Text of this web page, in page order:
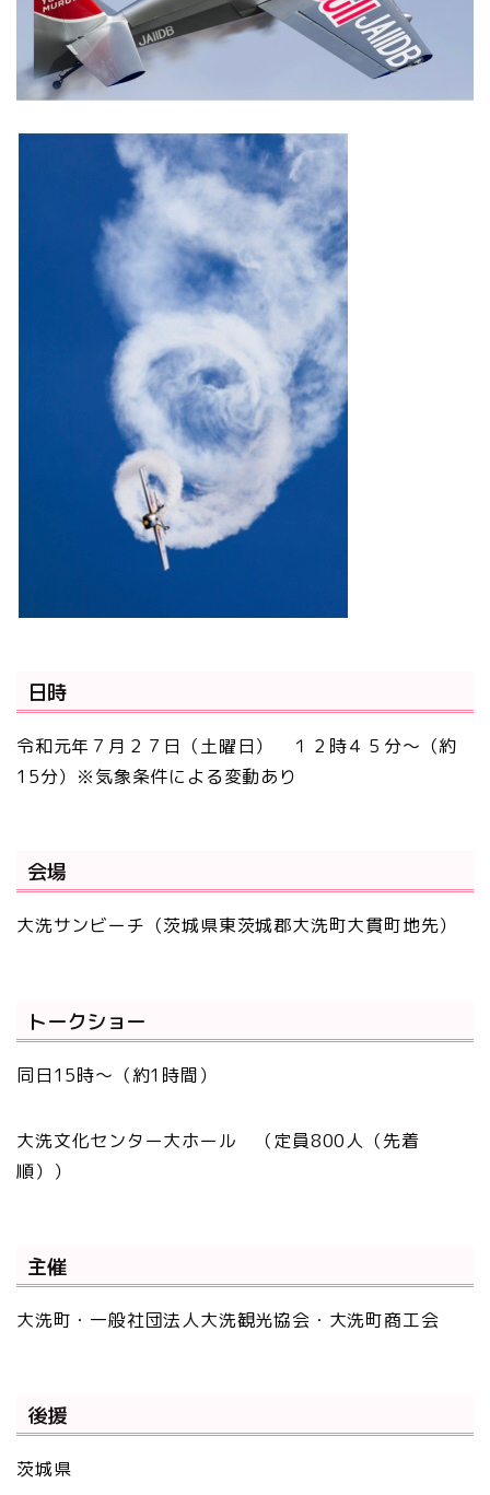
日時
令和元年７月２７日（土曜日） １２時４５分～（約
15分）※気象条件による変動あり
会場
大洗サンビーチ（茨城県東茨城郡大洗町大貫町地先）
トークショー
同日15時～（約1時間）
大洗文化センター大ホール （定員800人（先着
順））
主催
大洗町・一般社団法人大洗観光協会・大洗町商工会
後援
茨城県